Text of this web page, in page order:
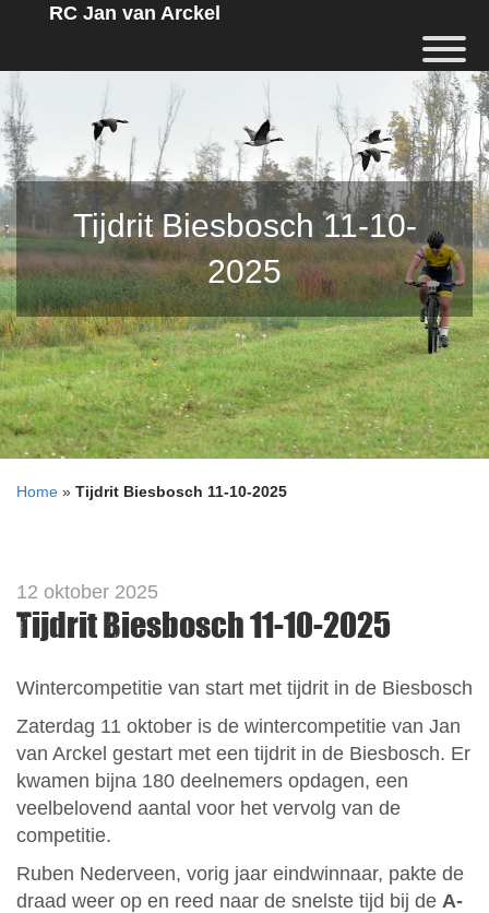
RC Jan van Arckel
Tijdrit Biesbosch 11-10-
2025
Home » Tijdrit Biesbosch 11-10-2025
12 oktober 2025
Tijdrit Biesbosch 11-10-2025
Wintercompetitie van start met tijdrit in de Biesbosch
Zaterdag 11 oktober is de wintercompetitie van Jan
van Arckel gestart met een tijdrit in de Biesbosch. Er
kwamen bijna 180 deelnemers opdagen, een
veelbelovend aantal voor het vervolg van de
competitie.
Ruben Nederveen, vorig jaar eindwinnaar, pakte de
draad weer op en reed naar de snelste tijd bij de A-